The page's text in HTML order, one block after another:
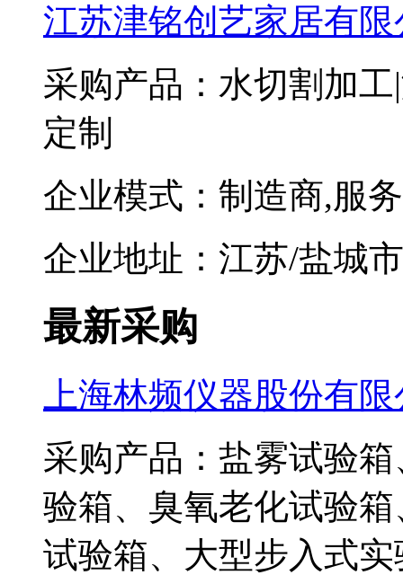
江苏津铭创艺家居有限
采购产品：水切割加
定制
企业模式：制造商,服
企业地址：江苏/盐城市
最新采购
上海林频仪器股份有
采购产品：盐雾试验
验箱、臭氧老化试验
试验箱、大型步入式